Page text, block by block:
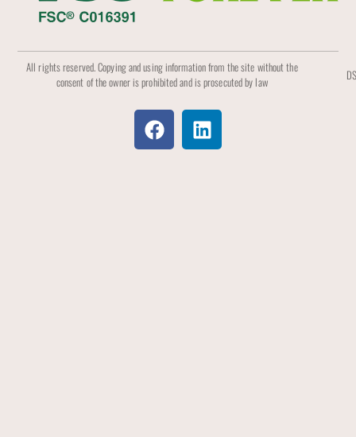
All rights reserved. Copying and using information from the site without the
consent of the owner is prohibited and is prosecuted by law